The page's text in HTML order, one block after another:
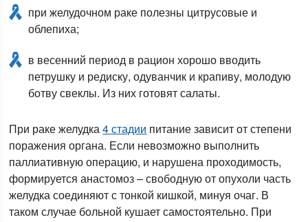
при желудочном раке полезны цитрусовые и
облепиха;
в весенний период в рацион хорошо вводить
петрушку и редиску, одуванчик и крапиву, молодую
ботву свеклы. Из них готовят салаты.
При раке желудка4 стадии питание зависит от степени
поражения органа. Если невозможно выполнить
паллиативную операцию, и нарушена проходимость,
формируется анастомоз – свободную от опухоли часть
желудка соединяют с тонкой кишкой, минуя очаг. В
таком случае больной кушает самостоятельно. При